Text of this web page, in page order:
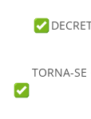
TORNA-